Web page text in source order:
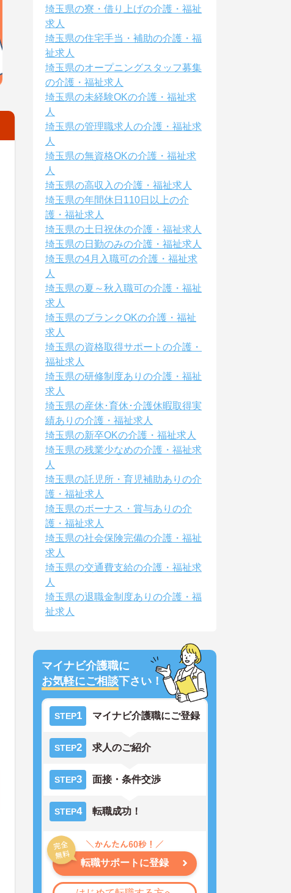
埼玉県の寮・借り上げの介護・福祉
求人
埼玉県の住宅手当・補助の介護・福
祉求人
埼玉県のオープニングスタッフ募集
の介護・福祉求人
埼玉県の未経験OKの介護・福祉求
人
埼玉県の管理職求人の介護・福祉求
人
埼玉県の無資格OKの介護・福祉求
人
埼玉県の高収入の介護・福祉求人
埼玉県の年間休日110日以上の介
護・福祉求人
埼玉県の土日祝休の介護・福祉求人
埼玉県の日勤のみの介護・福祉求人
埼玉県の4月入職可の介護・福祉求
人
埼玉県の夏～秋入職可の介護・福祉
求人
埼玉県のブランクOKの介護・福祉
求人
埼玉県の資格取得サポートの介護・
福祉求人
埼玉県の研修制度ありの介護・福祉
求人
埼玉県の産休･育休･介護休暇取得実
績ありの介護・福祉求人
埼玉県の新卒OKの介護・福祉求人
埼玉県の残業少なめの介護・福祉求
人
埼玉県の託児所・育児補助ありの介
護・福祉求人
埼玉県のボーナス・賞与ありの介
護・福祉求人
埼玉県の社会保険完備の介護・福祉
求人
埼玉県の交通費支給の介護・福祉求
人
埼玉県の退職金制度ありの介護・福
祉求人
マイナビ介護職に
お気軽にご相談下さい！
STEP1 マイナビ介護職にご登録
STEP2 求人のご紹介
STEP3 面接・条件交渉
STEP4 転職成功！
転職サポートに登録